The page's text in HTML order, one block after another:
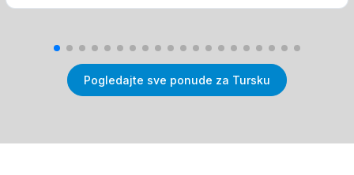
Pogledajte sve ponude za Tursku